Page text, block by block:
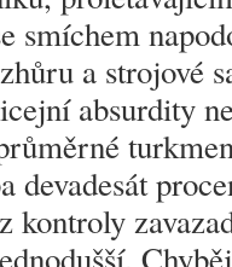
smíchem
a strojové
absurdity
devadesát
kontroly